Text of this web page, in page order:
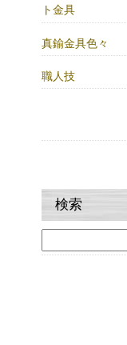
ト金具
真鍮金具色々
職人技
検索
索: